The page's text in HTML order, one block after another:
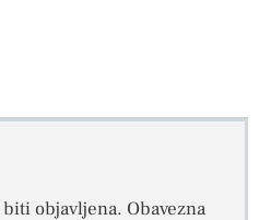
biti objavljena. Obavezna